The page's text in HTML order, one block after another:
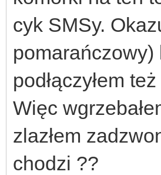
cyk SMSy.
pomarańczowy)
podłączyłem
Więc
zlazłem
chodzi ??